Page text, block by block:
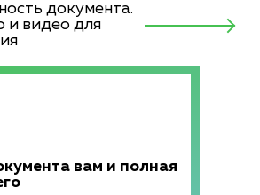
документа.
и видео для
вам и полная